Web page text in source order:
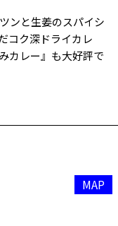
ンと生姜のスパイシ
コク深ドライカレ
カレー』も大好評で
MAP